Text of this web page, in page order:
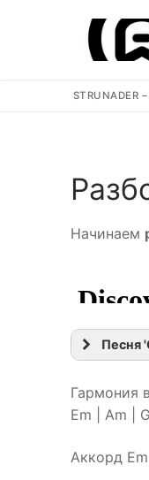
содержимому
Начинаем
Песня
Гармония
Em | Am |
Аккорд